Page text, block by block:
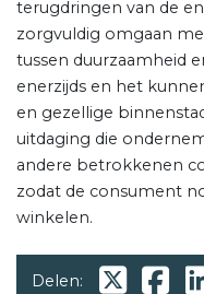
terugdringen van de
zorgvuldig omgaan
tussen duurzaamheid
enerzijds en het
en gezellige
uitdaging die
andere betrokkenen
zodat de consument
winkelen.
Delen: